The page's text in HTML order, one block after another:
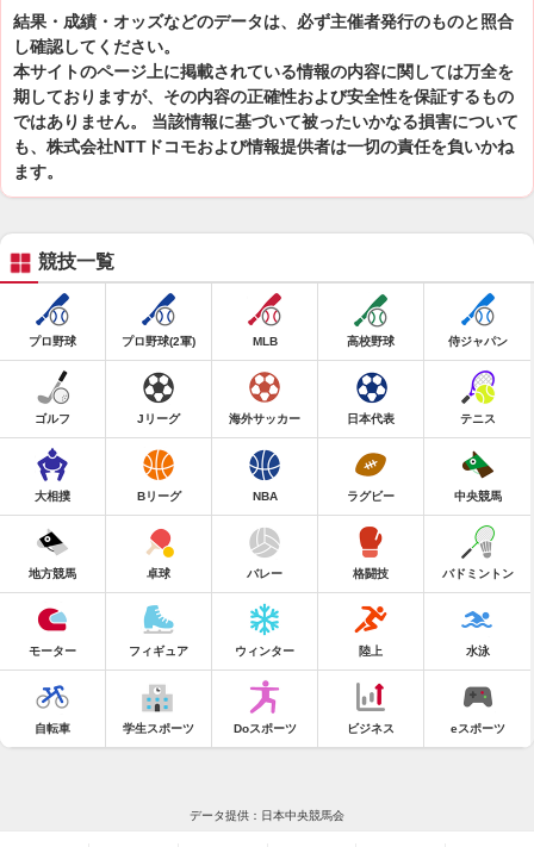
結果・成績・オッズなどのデータは、必ず主催者発行のものと照合
し確認してください。
本サイトのページ上に掲載されている情報の内容に関しては万全を
期しておりますが、その内容の正確性および安全性を保証するもの
ではありません。 当該情報に基づいて被ったいかなる損害について
も、株式会社NTTドコモおよび情報提供者は一切の責任を負いかね
ます。
競技一覧
プロ野球 プロ野球(2軍) MLB 高校野球 侍ジャパン
ゴルフ Jリーグ 海外サッカー 日本代表 テニス
大相撲 Bリーグ NBA ラグビー 中央競馬
地方競馬 卓球 バレー 格闘技 バドミントン
モーター フィギュア ウィンター 陸上 水泳
自転車 学生スポーツ Doスポーツ ビジネス eスポーツ
データ提供：日本中央競馬会